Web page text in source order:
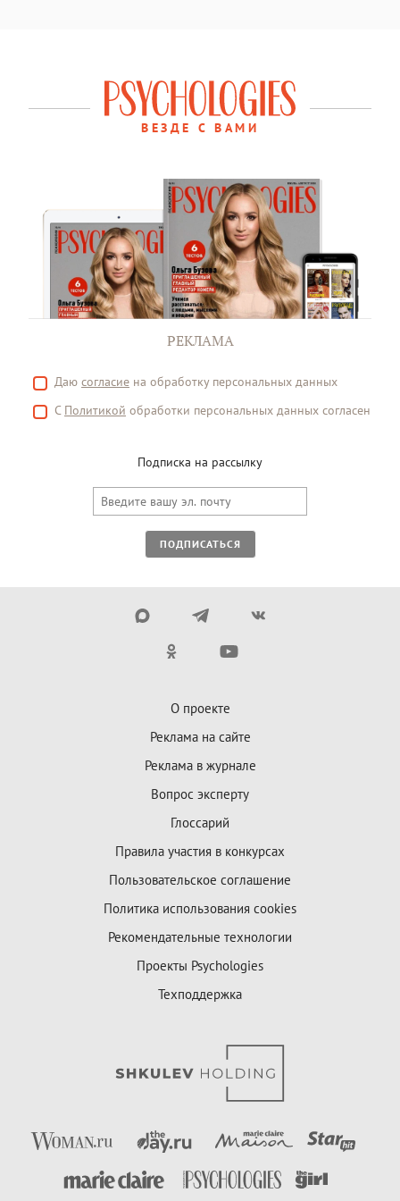
ВЕЗДЕ С ВАМИ
РЕКЛАМА
Даю согласие на обработку персональных данных
С Политикой обработки персональных данных согласен
Подписка на рассылку
ПОДПИСАТЬСЯ
О проекте
Реклама на сайте
Реклама в журнале
Вопрос эксперту
Глоссарий
Правила участия в конкурсах
Пользовательское соглашение
Политика использования cookies
Рекомендательные технологии
Проекты Psychologies
Техподдержка